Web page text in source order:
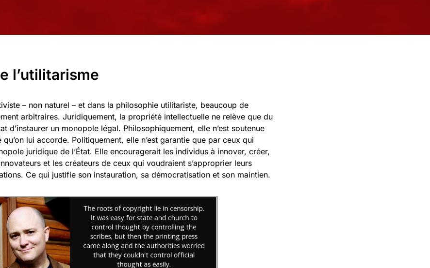
l’utilitarisme
– non naturel – et dans la philosophie utilitariste, beaucoup de
arbitraires. Juridiquement, la propriété intellectuelle ne relève que du
d’instaurer un monopole légal. Philosophiquement, elle n’est soutenue
qu’on lui accorde. Politiquement, elle n’est garantie que par ceux qui
juridique de l’État. Elle encouragerait les individus à innover, créer,
et les créateurs de ceux qui voudraient s’approprier leurs
Ce qui justifie son instauration, sa démocratisation et son maintien.